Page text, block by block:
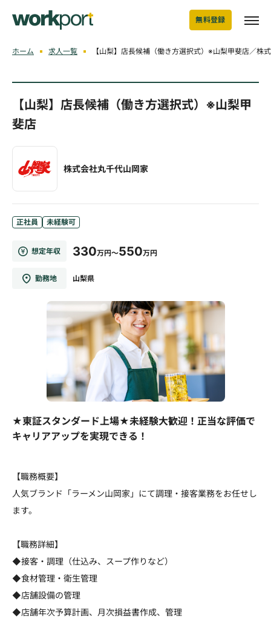
無料登録
ホーム 求人一覧 【山梨】店長候補（働き方選択式）※山梨甲斐店／株
【山梨】店長候補（働き方選択式）※山梨甲
斐店
株式会社丸千代山岡家
正社員 未経験可
想定年収 330万円～550万円
勤務地 山梨県
★東証スタンダード上場★未経験大歓迎！正当な評価で
キャリアアップを実現できる！
【職務概要】
人気ブランド「ラーメン山岡家」にて調理・接客業務をお任せし
ます。
【職務詳細】
◆接客・調理（仕込み、スープ作りなど）
◆食材管理・衛生管理
◆店舗設備の管理
◆店舗年次予算計画、月次損益書作成、管理